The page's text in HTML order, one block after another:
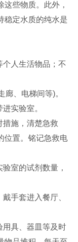
些物质。此外，
稳定水质的纯水是
个人生活物品；不
廊、电梯间等)。
实验室。
措施，清楚急救
位置。铭记急救电
室的试剂数量，
手套进入餐厅、
用具、器皿等及时